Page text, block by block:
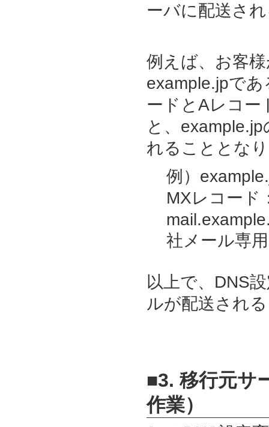
ーバに配送さ
例えば、お客
example.jpで
ードとAレコー
と、
れることとな
例）
MXレコード
社メール専
以上で、DNS
ルが配送され
■3. 移行元サ
作業）